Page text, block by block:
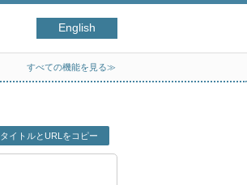
English
すべての機能を見る≫
タイトルとURLをコピー